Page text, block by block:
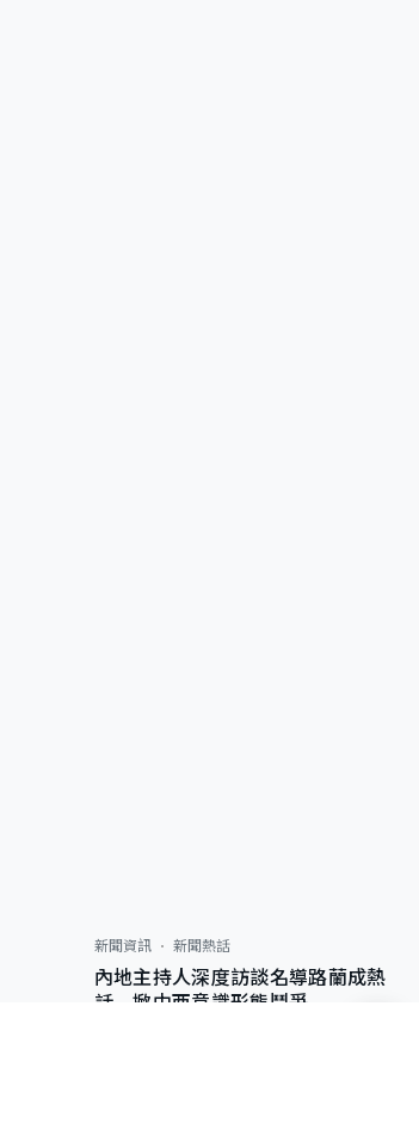
新聞資訊 新聞熱話
內地主持人深度訪談名導路蘭成熱
話 掀中西意識形態鬥爭